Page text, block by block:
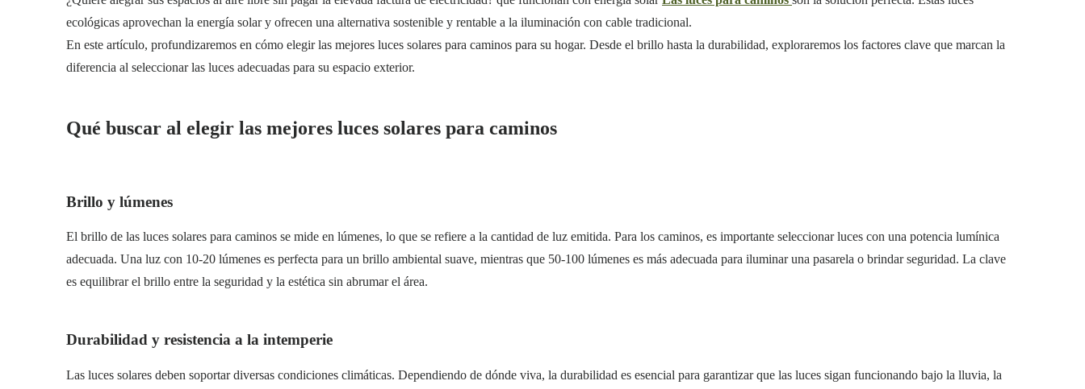
ecológicas aprovechan la energía solar y ofrecen una alternativa sostenible y rentable a la iluminación con cable tradicional.
En este artículo, profundizaremos en cómo elegir las mejores luces solares para caminos para su hogar. Desde el brillo hasta la durabilidad, exploraremos los factores clave que marcan la
diferencia al seleccionar las luces adecuadas para su espacio exterior.
Qué buscar al elegir las mejores luces solares para caminos
Brillo y lúmenes
El brillo de las luces solares para caminos se mide en lúmenes, lo que se refiere a la cantidad de luz emitida. Para los caminos, es importante seleccionar luces con una potencia lumínica
adecuada. Una luz con 10-20 lúmenes es perfecta para un brillo ambiental suave, mientras que 50-100 lúmenes es más adecuada para iluminar una pasarela o brindar seguridad. La clave
es equilibrar el brillo entre la seguridad y la estética sin abrumar el área.
Durabilidad y resistencia a la intemperie
Las luces solares deben soportar diversas condiciones climáticas. Dependiendo de dónde viva, la durabilidad es esencial para garantizar que las luces sigan funcionando bajo la lluvia, la